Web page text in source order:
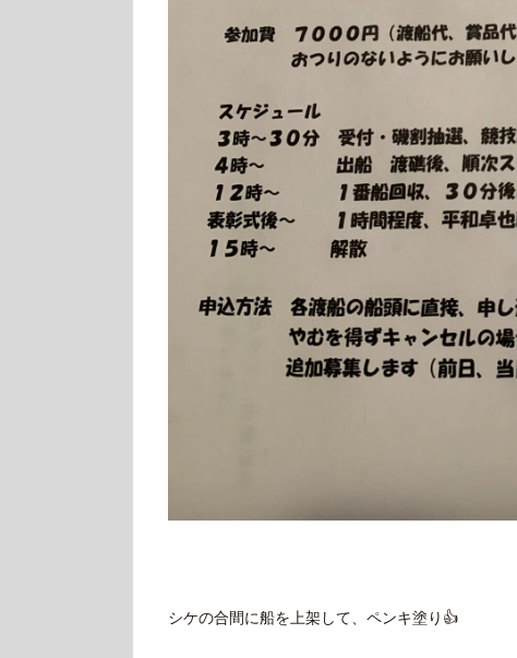
シケの合間に船を上架して、ペンキ塗り👍